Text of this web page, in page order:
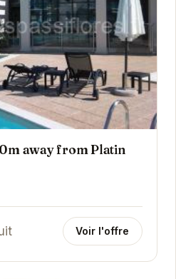
away from Platin
Voir l'offre